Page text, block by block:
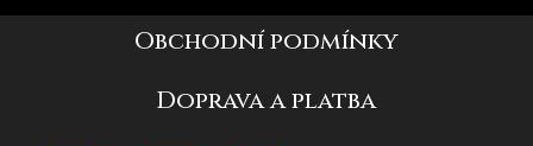
Obchodní podmínky
Doprava a platba